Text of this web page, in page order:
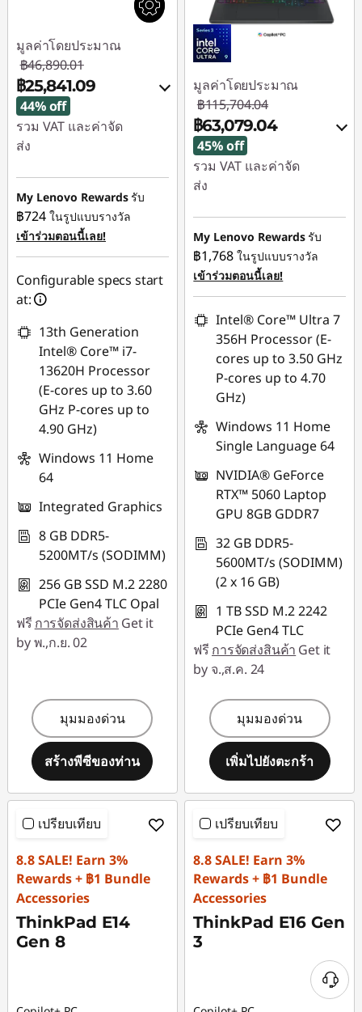
มูลค่าโดยประมาณ
฿46,890.01
฿25,841.09
44% off
รวม VAT และค่าจัด
ส่ง
ประหยัดทันที :-
฿16,355.23
หรือ
การประหยัด eCoupon
-฿21,048.92
*Savings cannot be
ใช้ eCoupon :
THINKSPECIALTH
My Lenovo Rewardsรับ
฿724 ในรูปแบบรางวัล
เข้าร่วมตอนนี้เลย!
Configurable specs start
at:
13th Generation
Intel® Core™ i7-
13620H Processor
(E-cores up to 3.60
GHz P-cores up to
4.90 GHz)
Windows 11 Home
64
Integrated Graphics
8 GB DDR5-
5200MT/s (SODIMM)
256 GB SSD M.2 2280
PCIe Gen4 TLC Opal
ฟรี การจัดส่งสินค้า Get it
by พ.,ก.ย. 02
มุมมองด่วน
สร้างพีซีของท่าน
มูลค่าโดยประมาณ
฿115,704.04
฿63,079.04
45% off
รวม VAT และค่าจัด
ส่ง
ประหยัดทันที :-
฿52,625.00
ใช้ eCoupon :
88SALETH
My Lenovo Rewardsรับ
฿1,768 ในรูปแบบรางวัล
เข้าร่วมตอนนี้เลย!
Intel® Core™ Ultra 7
356H Processor (E-
cores up to 3.50 GHz
P-cores up to 4.70
GHz)
Windows 11 Home
Single Language 64
NVIDIA® GeForce
RTX™ 5060 Laptop
GPU 8GB GDDR7
32 GB DDR5-
5600MT/s (SODIMM)
(2 x 16 GB)
1 TB SSD M.2 2242
PCIe Gen4 TLC
ฟรี การจัดส่งสินค้า Get it
by จ.,ส.ค. 24
มุมมองด่วน
เพิ่มไปยังตะกร้า
เปรียบเทียบ
8.8 SALE! Earn 3%
Rewards + ฿1 Bundle
Accessories
ThinkPad E14
Gen 8
เปรียบเทียบ
8.8 SALE! Earn 3%
Rewards + ฿1 Bundle
Accessories
ThinkPad E16 Gen
3